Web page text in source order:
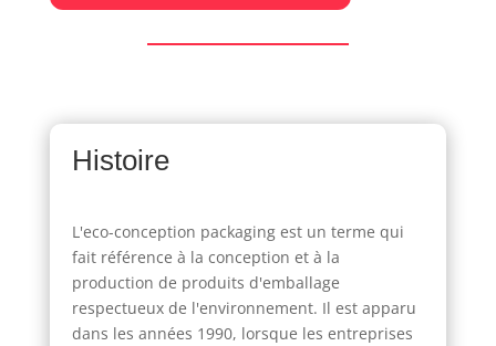
Histoire
L'eco-conception packaging est un terme qui
fait référence à la conception et à la
production de produits d'emballage
respectueux de l'environnement. Il est apparu
dans les années 1990, lorsque les entreprises